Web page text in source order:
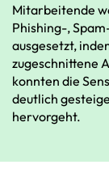
Mitarbeitende
Phishing-,
ausgesetzt,
zugeschnittene
konnten die
deutlich
hervorgeht.